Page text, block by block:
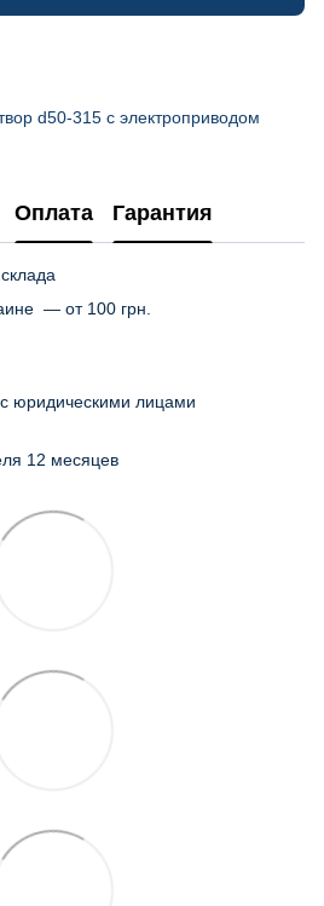
d50-315 с электроприводом
Оплата Гарантия
— от 100 грн.
юридическими лицами
12 месяцев